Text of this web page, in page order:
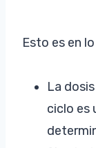
Esto es en
La
ciclo es